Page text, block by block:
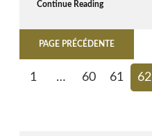
Continue Reading
PAGE PRÉCÉDENTE
1 … 60 61 62